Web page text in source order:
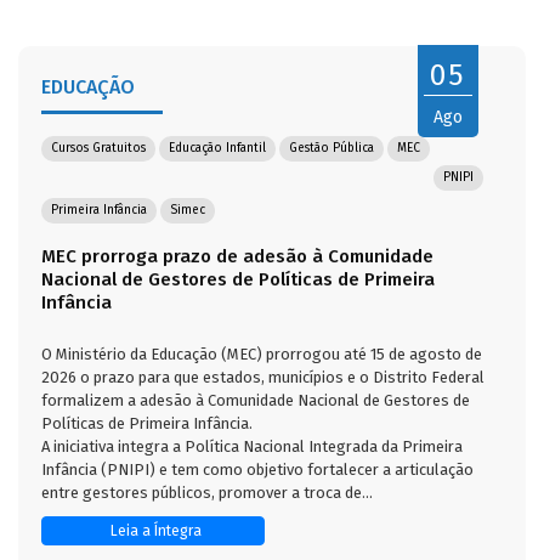
05
Ago
EDUCAÇÃO
Cursos Gratuitos Educação Infantil Gestão Pública
MEC
PNIPI
Primeira Infância Simec
MEC prorroga prazo de adesão à Comunidade
Nacional de Gestores de Políticas de Primeira
Infância
O Ministério da Educação (MEC) prorrogou até 15 de agosto de
2026 o prazo para que estados, municípios e o Distrito Federal
formalizem a adesão à Comunidade Nacional de Gestores de
Políticas de Primeira Infância.
A iniciativa integra a Política Nacional Integrada da Primeira
Infância (PNIPI) e tem como objetivo fortalecer a articulação
entre gestores públicos, promover a troca de...
Leia a Íntegra